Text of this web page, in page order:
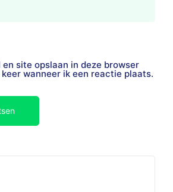
en site opslaan in deze browser
wanneer ik een reactie plaats.